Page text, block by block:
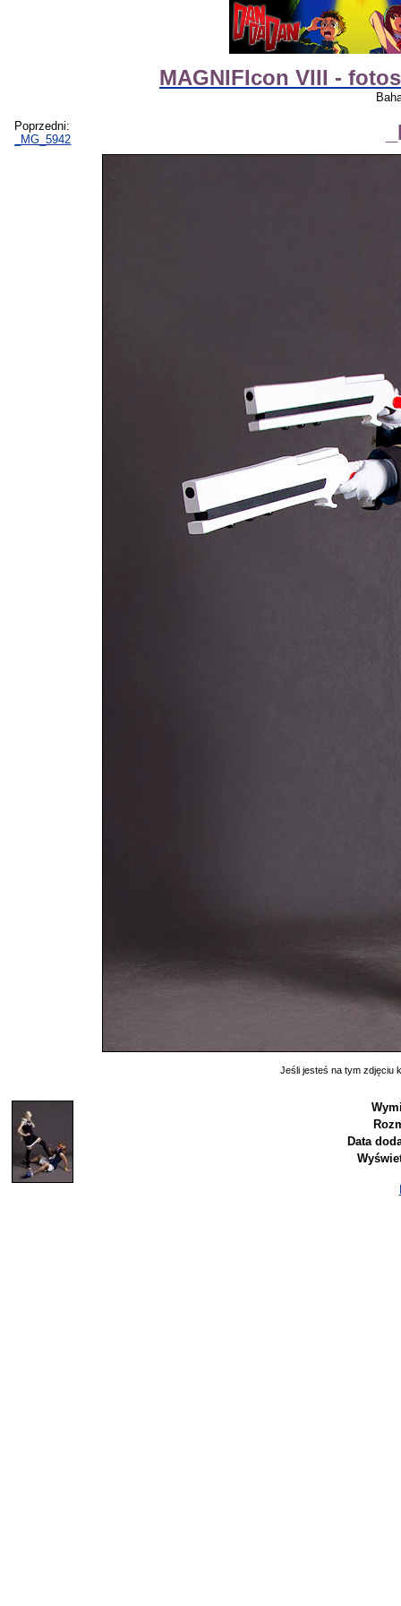
MAGNIFIcon VIII -
Poprzedni:
_MG_5942
Jeśli jesteś na tym zdjęciu
Data